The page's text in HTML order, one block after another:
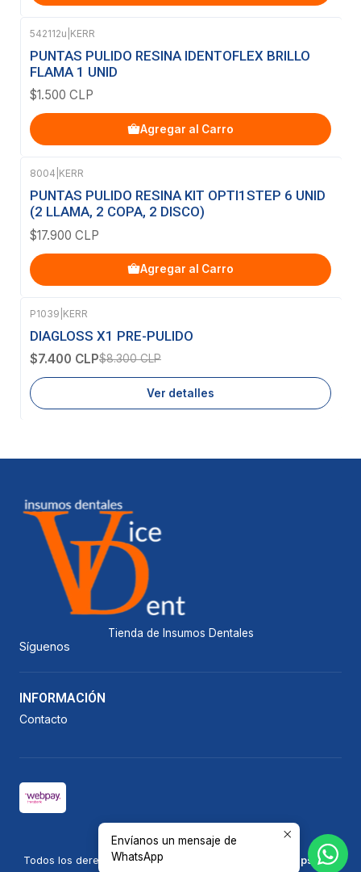
542112u KERR
PUNTAS PULIDO RESINA IDENTOFLEX BRILLO
FLAMA 1 UNID
$1.500 CLP
Agregar al Carro
8004 KERR
PUNTAS PULIDO RESINA KIT OPTI1STEP 6 UNID
(2 LLAMA, 2 COPA, 2 DISCO)
$17.900 CLP
Agregar al Carro
-11% OFF
Agotado
P1039 KERR
DIAGLOSS X1 PRE-PULIDO
$7.400 CLP$8.300 CLP
Ver detalles
Tienda de Insumos Dentales
Síguenos
INFORMACIÓN
Contacto
2026 Vicedent.
Todos los derechos reservados.
Desarrollado por Jumpseller.
Envíanos un mensaje de
WhatsApp